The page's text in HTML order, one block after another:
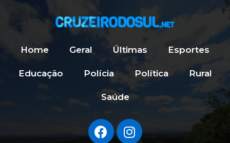
Home Geral Últimas Esportes
Educação Polícia Política Rural
Saúde